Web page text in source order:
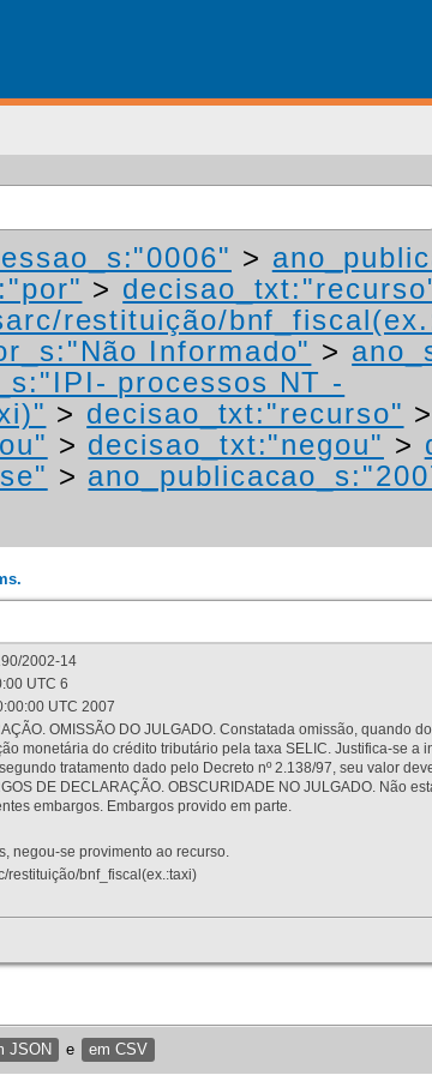
>
>
restituição/
Informado" >
processos NT -
> decisao_txt:"recurso" >
> decisao_txt:"negou" >
>
2002-14
UTC 6
UTC 2007
OMISSÃO DO JULGADO. Constatada omissão,
monetária do crédito tributário pela taxa SELIC. Justifica-se
tratamento dado pelo Decreto nº 2.138/97, seu valor
DE DECLARAÇÃO. OBSCURIDADE NO JULGADO. Não
embargos. Embargos provido em parte.
negou-se provimento ao recurso.
restituição/bnf_fiscal(ex.:taxi)
JSON e em CSV